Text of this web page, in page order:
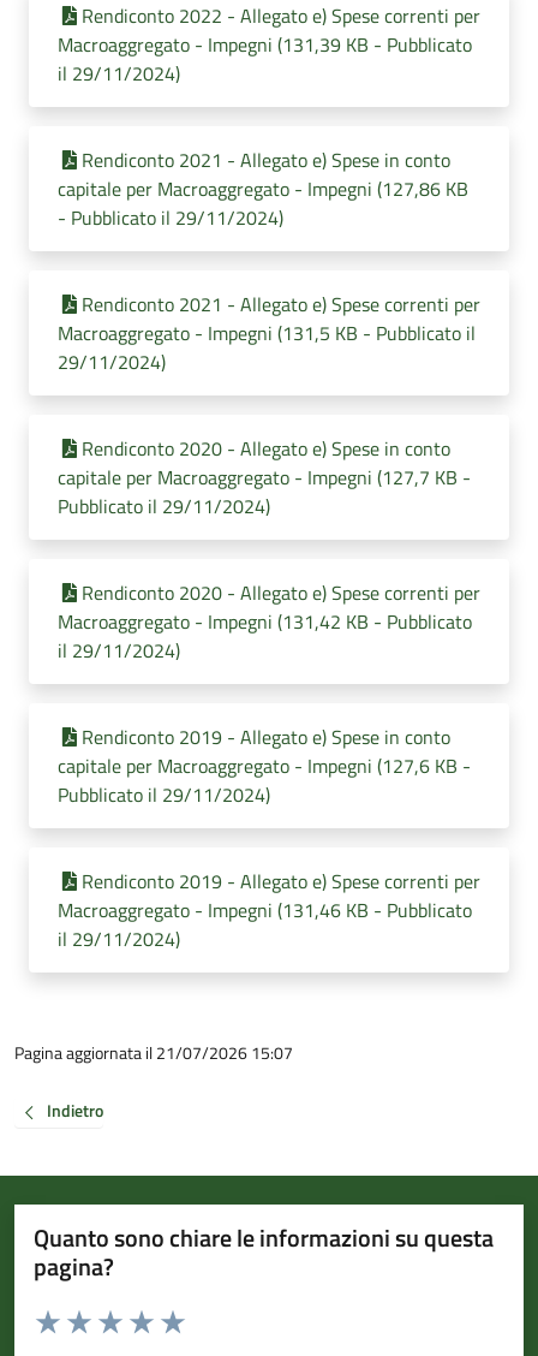
Rendiconto 2022 - Allegato e) Spese correnti per
Macroaggregato - Impegni (131,39 KB - Pubblicato
il 29/11/2024)
Rendiconto 2021 - Allegato e) Spese in conto
capitale per Macroaggregato - Impegni (127,86 KB
- Pubblicato il 29/11/2024)
Rendiconto 2021 - Allegato e) Spese correnti per
Macroaggregato - Impegni (131,5 KB - Pubblicato il
29/11/2024)
Rendiconto 2020 - Allegato e) Spese in conto
capitale per Macroaggregato - Impegni (127,7 KB -
Pubblicato il 29/11/2024)
Rendiconto 2020 - Allegato e) Spese correnti per
Macroaggregato - Impegni (131,42 KB - Pubblicato
il 29/11/2024)
Rendiconto 2019 - Allegato e) Spese in conto
capitale per Macroaggregato - Impegni (127,6 KB -
Pubblicato il 29/11/2024)
Rendiconto 2019 - Allegato e) Spese correnti per
Macroaggregato - Impegni (131,46 KB - Pubblicato
il 29/11/2024)
Pagina aggiornata il 21/07/2026 15:07
Indietro
Quanto sono chiare le informazioni su questa
pagina?
Valuta da 1 a 5 stelle la pagina